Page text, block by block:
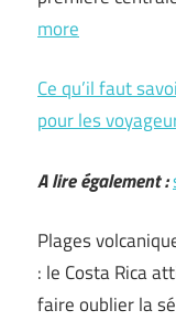
more
Ce qu’il faut
pour les
A lire également :
Plages
: le Costa Rica
faire oublier la